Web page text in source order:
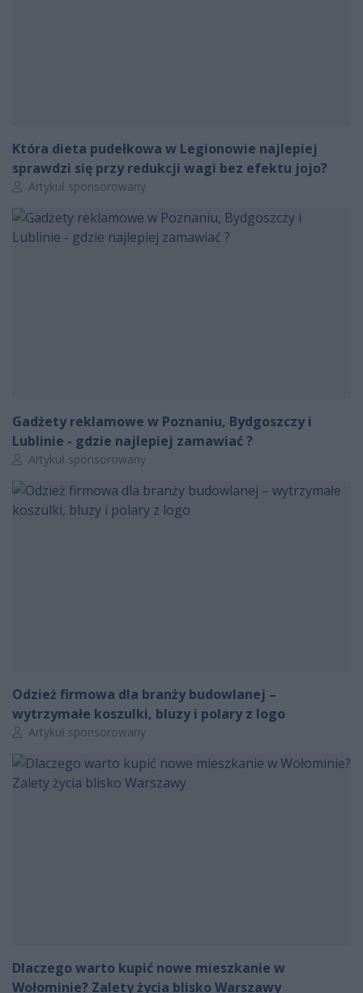
Która dieta pudełkowa w Legionowie najlepiej
sprawdzi się przy redukcji wagi bez efektu jojo?
Autor artykułu:
Artykuł sponsorowany
Gadżety reklamowe w Poznaniu, Bydgoszczy i
Lublinie - gdzie najlepiej zamawiać ?
Autor artykułu:
Artykuł sponsorowany
Odzież firmowa dla branży budowlanej –
wytrzymałe koszulki, bluzy i polary z logo
Autor artykułu:
Artykuł sponsorowany
Dlaczego warto kupić nowe mieszkanie w
Wołominie? Zalety życia blisko Warszawy